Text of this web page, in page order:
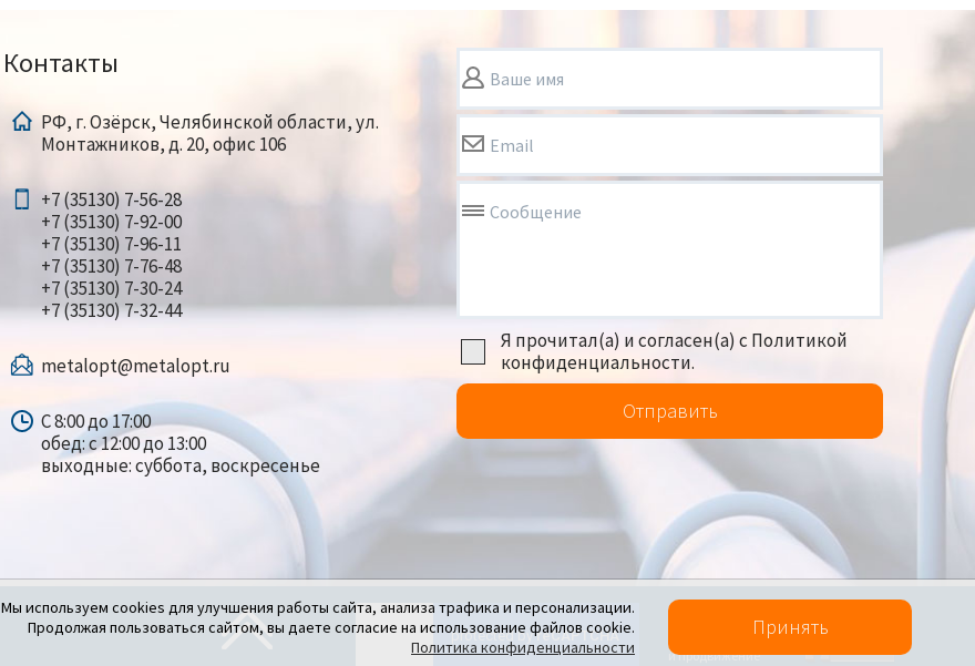
Мы используем cookies для улучшения работы сайта, анализа трафика и персонализации.
Продолжая пользоваться сайтом, вы даете согласие на использование файлов cookie.
Политика конфиденциальности
Принять
Контакты
РФ, г. Озёрск, Челябинской области, ул.
Монтажников, д. 20, офис 106
+7 (35130) 7-56-28
+7 (35130) 7-92-00
+7 (35130) 7-96-11
+7 (35130) 7-76-48
+7 (35130) 7-30-24
+7 (35130) 7-32-44
metalopt@metalopt.ru
С 8:00 до 17:00
обед: с 12:00 до 13:00
выходные: суббота, воскресенье
Ваше имя
Email
Сообщение
Я прочитал(а) и согласен(а) с Политикой
конфиденциальности.
Отправить
Политика конфиденциальности
Создание сайта
и продвижение